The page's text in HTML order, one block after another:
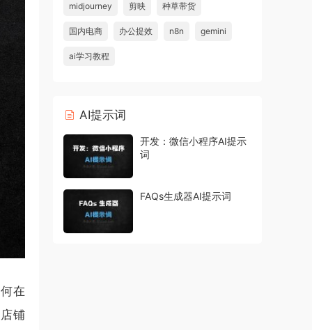
在
铺
midjourney 剪映 种草带货
国内电商 办公提效 n8n gemini
ai学习教程
AI提示词
开发：微信小程序AI提示
词
FAQs生成器AI提示词